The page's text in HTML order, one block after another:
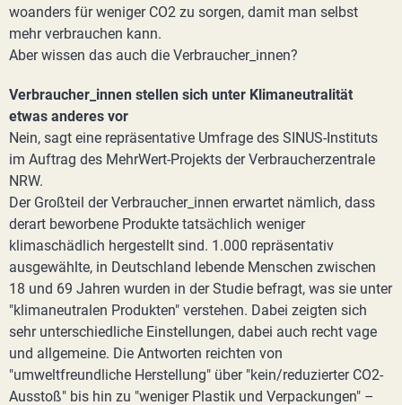
woanders für weniger CO2 zu sorgen, damit man selbst
mehr verbrauchen kann.
Aber wissen das auch die Verbraucher_innen?
Verbraucher_innen stellen sich unter Klimaneutralität
etwas anderes vor
Nein, sagt eine repräsentative Umfrage des SINUS-Instituts
im Auftrag des MehrWert-Projekts der Verbraucherzentrale
NRW.
Der Großteil der Verbraucher_innen erwartet nämlich, dass
derart beworbene Produkte tatsächlich weniger
klimaschädlich hergestellt sind. 1.000 repräsentativ
ausgewählte, in Deutschland lebende Menschen zwischen
18 und 69 Jahren wurden in der Studie befragt, was sie unter
"klimaneutralen Produkten" verstehen. Dabei zeigten sich
sehr unterschiedliche Einstellungen, dabei auch recht vage
und allgemeine. Die Antworten reichten von
"umweltfreundliche Herstellung" über "kein/reduzierter CO2-
Ausstoß" bis hin zu "weniger Plastik und Verpackungen" –